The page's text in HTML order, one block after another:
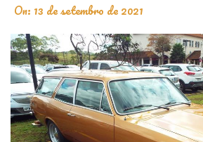
On: 13 de setembro de 2021